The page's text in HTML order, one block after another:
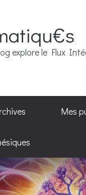
explore le Flux
Mes